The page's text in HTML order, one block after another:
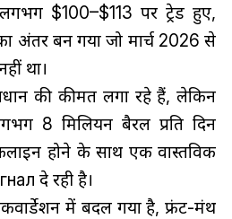
$100–$113 पर ट्रेड हुए,
अंतर बन गया जो मार्च 2026 से
था।
की कीमत लगा रहे हैं, लेकिन
8 मिलियन बैरल प्रति दिन
होने के साथ एक वास्तविक
दे रही है।
में बदल गया है, फ्रंट-मंथ